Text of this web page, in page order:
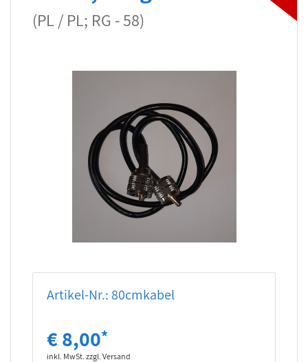
(PL / PL; RG - 58)
Artikel-Nr.: 80cmkabel
€ 8,00*
inkl. MwSt. zzgl. Versand